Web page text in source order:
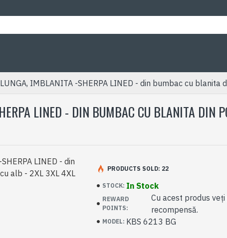
LUNGA, IMBLANITA -SHERPA LINED - din bumbac cu
LINED - DIN BUMBAC CU BLANITA DIN
STOCK: In Stock
REWARD
POINTS:
Cu acest produs veți
recompensă.
MODEL: KBS 6213 BG
PRODUCTS SOLD: 22